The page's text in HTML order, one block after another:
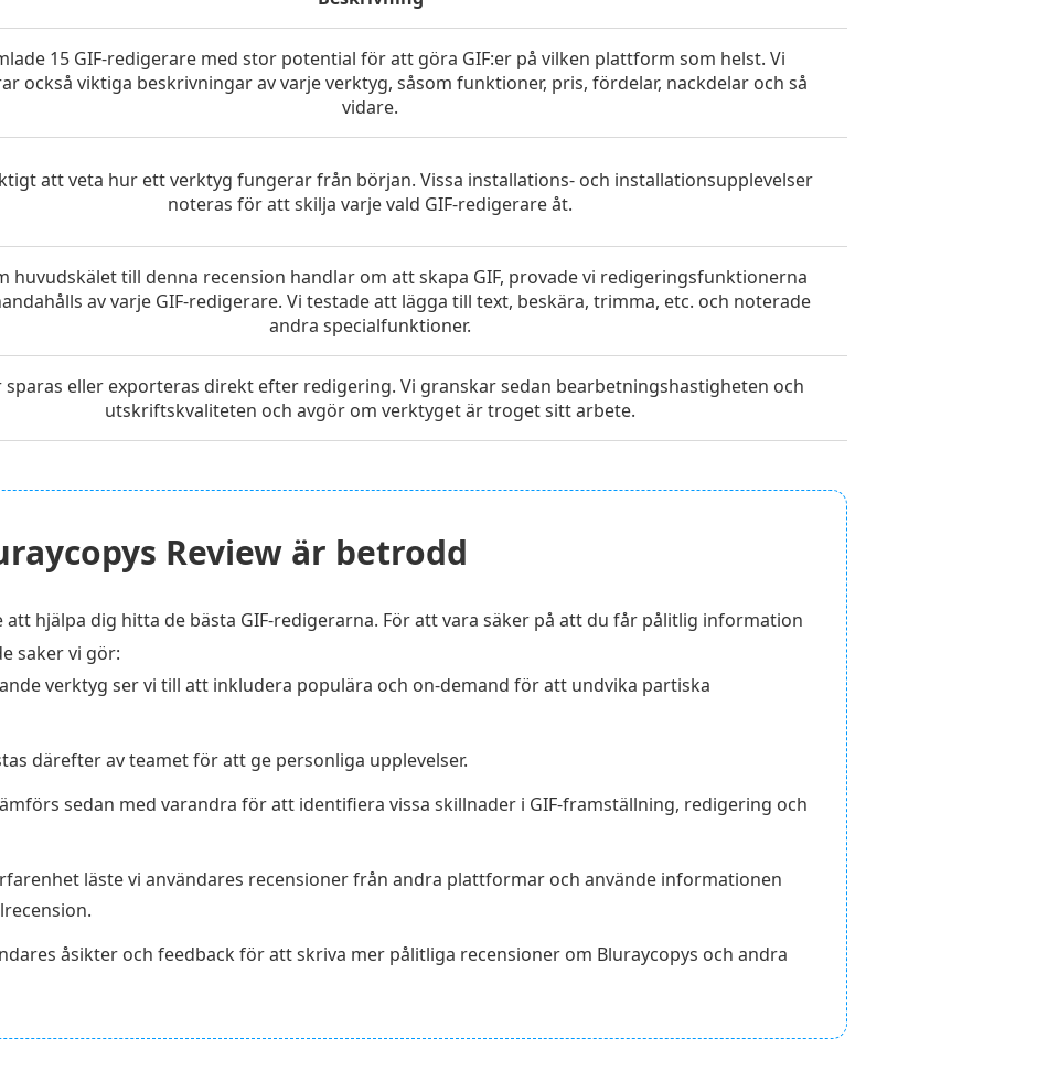
15 GIF-redigerare med stor potential för att göra GIF:er på vilken plattform som helst. Vi
också viktiga beskrivningar av varje verktyg, såsom funktioner, pris, fördelar, nackdelar och så
vidare.
att veta hur ett verktyg fungerar från början. Vissa installations- och installationsupplevelser
noteras för att skilja varje vald GIF-redigerare åt.
huvudskälet till denna recension handlar om att skapa GIF, provade vi redigeringsfunktionerna
av varje GIF-redigerare. Vi testade att lägga till text, beskära, trimma, etc. och noterade
andra specialfunktioner.
sparas eller exporteras direkt efter redigering. Vi granskar sedan bearbetningshastigheten och
utskriftskvaliteten och avgör om verktyget är troget sitt arbete.
Review är betrodd
att hjälpa dig hitta de bästa GIF-redigerarna. För att vara säker på att du får pålitlig information
saker vi gör:
verktyg ser vi till att inkludera populära och on-demand för att undvika partiska
därefter av teamet för att ge personliga upplevelser.
sedan med varandra för att identifiera vissa skillnader i GIF-framställning, redigering och
läste vi användares recensioner från andra plattformar och använde informationen
åsikter och feedback för att skriva mer pålitliga recensioner om Bluraycopys och andra